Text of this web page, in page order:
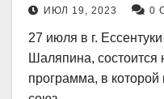
ИЮЛ 19, 2023 0
27 июля в г.
Шаляпина, состоится
программа, в